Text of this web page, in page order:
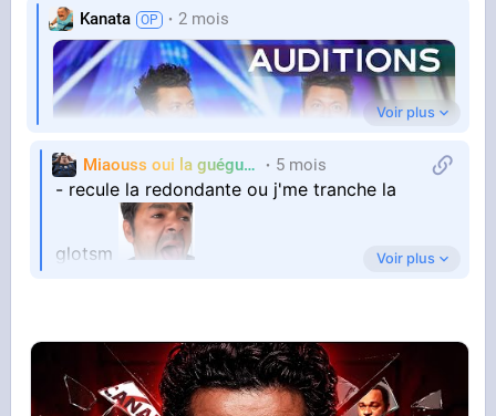
Qui l’eut cru
Kanata 2 mois
America's Got Talent
Voir plus
Miaouss oui la guéguérre TF6
5 mois
- recule la redondante ou j'me tranche la
glotsm Voir plus